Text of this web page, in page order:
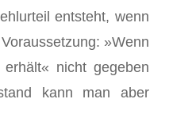
entsteht, wenn
»Wenn
nicht gegeben
kann man aber